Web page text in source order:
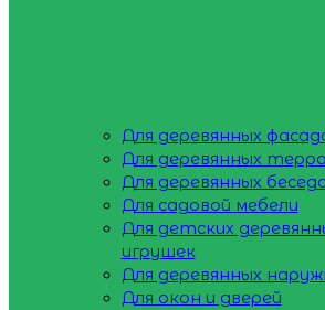
Для деревянных
Для деревянных
Для деревянных
Для садовой мебели
Для детских
игрушек
Для деревянных
Для окон и дверей